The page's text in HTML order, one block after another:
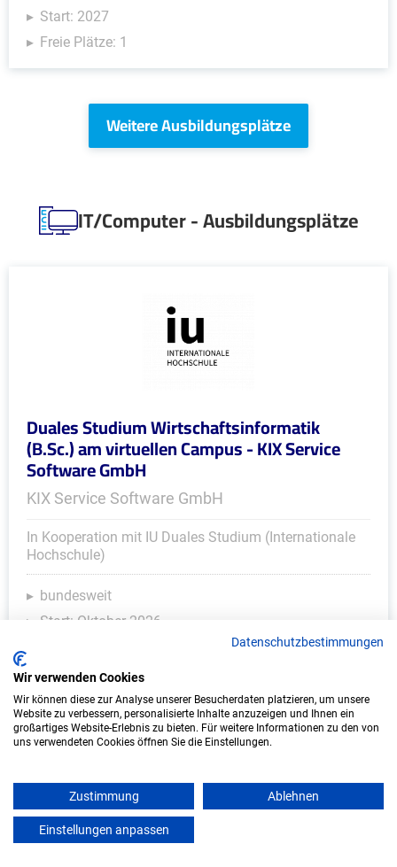
Start: 2027
Freie Plätze: 1
Weitere Ausbildungsplätze
IT/Computer - Ausbildungsplätze
Duales Studium Wirtschaftsinformatik
(B.Sc.) am virtuellen Campus - KIX Service
Software GmbH
KIX Service Software GmbH
In Kooperation mit IU Duales Studium (Internationale
Hochschule)
bundesweit
Start: Oktober 2026
Duales Studium Informatik (B.Sc.) am
Datenschutzbestimmungen
Wir verwenden Cookies
Wir können diese zur Analyse unserer Besucherdaten platzieren, um unsere
Website zu verbessern, personalisierte Inhalte anzuzeigen und Ihnen ein
großartiges Website-Erlebnis zu bieten. Für weitere Informationen zu den von
uns verwendeten Cookies öffnen Sie die Einstellungen.
Zustimmung Ablehnen
Einstellungen anpassen